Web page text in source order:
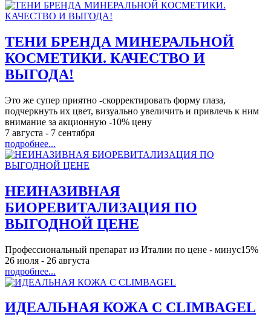
ТЕНИ БРЕНДА МИНЕРАЛЬНОЙ
КОСМЕТИКИ. КАЧЕСТВО И
ВЫГОДА!
Это же супер приятно -скорректировать форму глаза,
подчеркнуть их цвет, визуально увеличить и привлечь к ним
внимание за акционную -10% цену
7 августа - 7 сентября
подробнее...
НЕИНАЗИВНАЯ
БИОРЕВИТАЛИЗАЦИЯ ПО
ВЫГОДНОЙ ЦЕНЕ
Профессиональный препарат из Италии по цене - минус15%
26 июля - 26 августа
подробнее...
ИДЕАЛЬНАЯ КОЖА С CLIMBAGEL